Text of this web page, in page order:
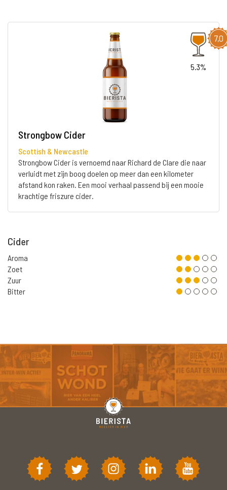
7,0
5.3%
Strongbow Cider
Scottish & Newcastle
Strongbow Cider is vernoemd naar Richard de Clare die naar
verluidt met zijn boog doelen op meer dan een kilometer
afstand kon raken. Een mooi verhaal passend bij een mooie
krachtige friszure cider.
Cider
Aroma
Zoet
Zuur
Bitter